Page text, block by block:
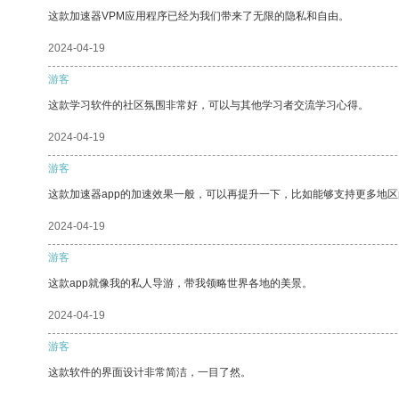
这款加速器VPM应用程序已经为我们带来了无限的隐私和自由。
2024-04-19
游客
这款学习软件的社区氛围非常好，可以与其他学习者交流学习心得。
2024-04-19
游客
这款加速器app的加速效果一般，可以再提升一下，比如能够支持更多地区
2024-04-19
游客
这款app就像我的私人导游，带我领略世界各地的美景。
2024-04-19
游客
这款软件的界面设计非常简洁，一目了然。